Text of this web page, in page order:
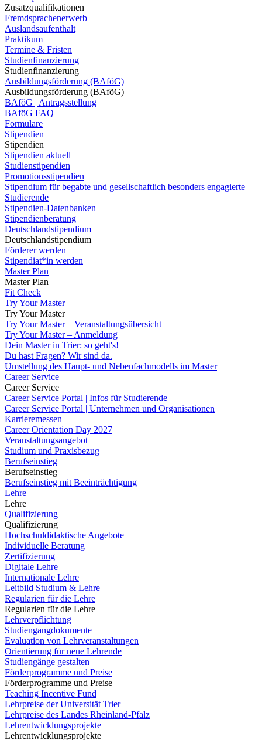
Zusatzqualifikationen
Fremdsprachenerwerb
Auslandsaufenthalt
Praktikum
Termine & Fristen
Studienfinanzierung
Studienfinanzierung
Ausbildungsförderung (BAföG)
Ausbildungsförderung (BAföG)
BAföG | Antragsstellung
BAföG FAQ
Formulare
Stipendien
Stipendien
Stipendien aktuell
Studienstipendien
Promotionsstipendien
Stipendium für begabte und gesellschaftlich besonders engagierte
Studierende
Stipendien-Datenbanken
Stipendienberatung
Deutschlandstipendium
Deutschlandstipendium
Förderer werden
Stipendiat*in werden
Master Plan
Master Plan
Fit Check
Try Your Master
Try Your Master
Try Your Master – Veranstaltungsübersicht
Try Your Master – Anmeldung
Dein Master in Trier: so geht's!
Du hast Fragen? Wir sind da.
Umstellung des Haupt- und Nebenfachmodells im Master
Career Service
Career Service
Career Service Portal | Infos für Studierende
Career Service Portal | Unternehmen und Organisationen
Karrieremessen
Career Orientation Day 2027
Veranstaltungsangebot
Studium und Praxisbezug
Berufseinstieg
Berufseinstieg
Berufseinstieg mit Beeinträchtigung
Lehre
Lehre
Qualifizierung
Qualifizierung
Hochschuldidaktische Angebote
Individuelle Beratung
Zertifizierung
Digitale Lehre
Internationale Lehre
Leitbild Studium & Lehre
Regularien für die Lehre
Regularien für die Lehre
Lehrverpflichtung
Studiengangdokumente
Evaluation von Lehrveranstaltungen
Orientierung für neue Lehrende
Studiengänge gestalten
Förderprogramme und Preise
Förderprogramme und Preise
Teaching Incentive Fund
Lehrpreise der Universität Trier
Lehrpreise des Landes Rheinland-Pfalz
Lehrentwicklungsprojekte
Lehrentwicklungsprojekte